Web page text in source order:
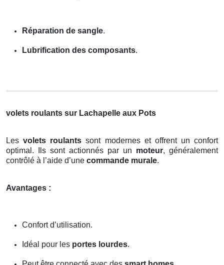
Réparation de sangle.
Lubrification des composants.
volets roulants sur Lachapelle aux Pots
Lesvolets roulants sont modernes et offrent un confort
optimal. Ils sont actionnés par un moteur, généralement
contrôlé à l’aide d’une commande murale.
Avantages :
Confort d’utilisation.
Idéal pour les portes lourdes.